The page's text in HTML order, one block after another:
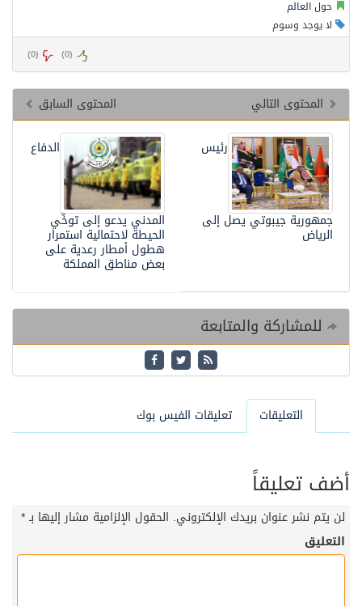
حول العالم
لا يوجد وسوم
(
0
) (
0
)
المحتوى السابق
المحتوى التالي
الدفاع
المدني يدعو إلى توخِّي
الحيطة لاحتمالية استمرار
هطول أمطار رعدية على
بعض مناطق المملكة
رئيس
جمهورية جيبوتي يصل إلى
الرياض
للمشاركة والمتابعة
التعليقات تعليقات الفيس بوك
أضف تعليقاً
لن يتم نشر عنوان بريدك الإلكتروني. الحقول الإلزامية مشار إليها بـ*
التعليق